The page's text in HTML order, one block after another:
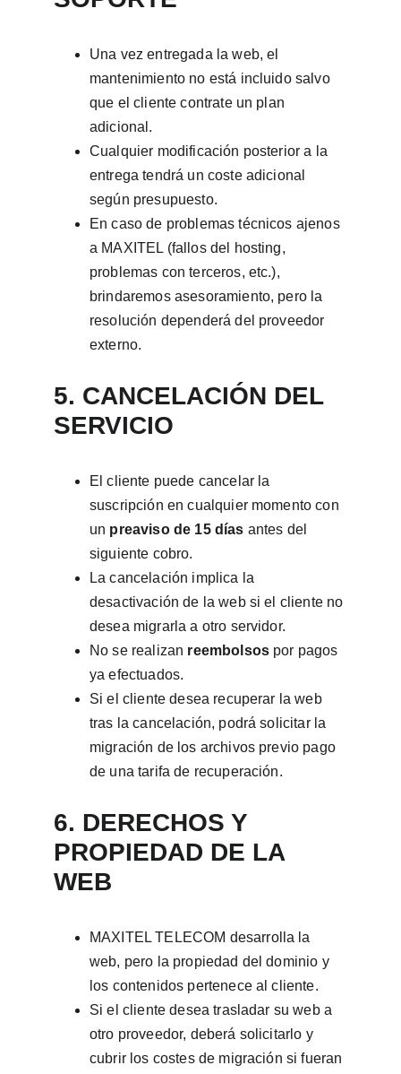
Una vez entregada la web, el
mantenimiento no está incluido salvo
que el cliente contrate un plan
adicional.
Cualquier modificación posterior a la
entrega tendrá un coste adicional
según presupuesto.
En caso de problemas técnicos ajenos
a MAXITEL (fallos del hosting,
problemas con terceros, etc.),
brindaremos asesoramiento, pero la
resolución dependerá del proveedor
externo.
5. CANCELACIÓN DEL
SERVICIO
El cliente puede cancelar la
suscripción en cualquier momento con
un preaviso de 15 días antes del
siguiente cobro.
La cancelación implica la
desactivación de la web si el cliente no
desea migrarla a otro servidor.
No se realizan reembolsos por pagos
ya efectuados.
Si el cliente desea recuperar la web
tras la cancelación, podrá solicitar la
migración de los archivos previo pago
de una tarifa de recuperación.
6. DERECHOS Y
PROPIEDAD DE LA
WEB
MAXITEL TELECOM desarrolla la
web, pero la propiedad del dominio y
los contenidos pertenece al cliente.
Si el cliente desea trasladar su web a
otro proveedor, deberá solicitarlo y
cubrir los costes de migración si fueran